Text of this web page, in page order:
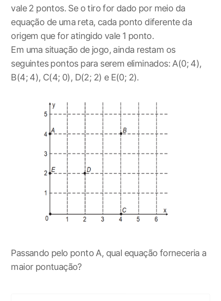
vale 2 pontos. Se o tiro for dado por meio da
equação de uma reta, cada ponto diferente da
origem que for atingido vale 1 ponto.
Em uma situação de jogo, ainda restam os
seguintes pontos para serem eliminados: A(0; 4),
B(4; 4), C(4; 0), D(2; 2) e E(0; 2).
Passando pelo ponto A, qual equação forneceria a
maior pontuação?